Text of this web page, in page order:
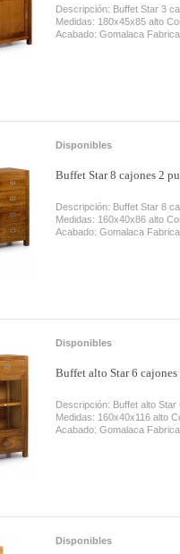
Descripción: Buffet Star 3
Medidas: 180x45x85 alto
Acabado: Gomalaca
Disponibles
Buffet Star 8 cajones 2
Descripción: Buffet Star 8
Medidas: 160x40x86 alto
Acabado: Gomalaca
Disponibles
Buffet alto Star 6 cajones
Descripción: Buffet alto
Medidas: 160x40x116 alto
Acabado: Gomalaca
Disponibles